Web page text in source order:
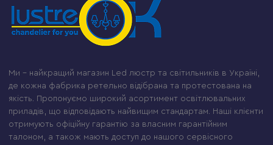
Ми – найкращий магазин Led люстр та світильників в Україні,
де кожна фабрика ретельно відібрана та протестована на
якість. Пропонуємо широкий асортимент освітлювальних
приладів, що відповідають найвищим стандартам. Наші клієнти
отримують офіційну гарантію за власним гарантійним
талоном, а також мають доступ до нашого сервісного